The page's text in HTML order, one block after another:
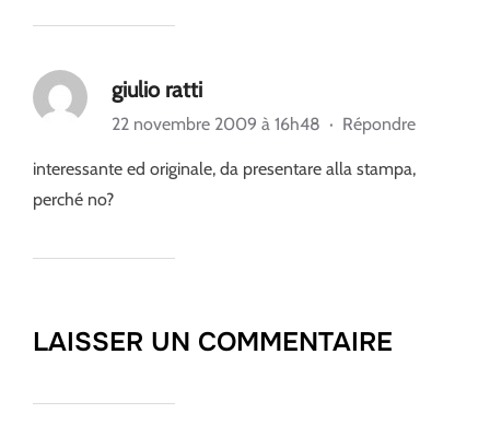
giulio ratti
22 novembre 2009 à 16h48 · Répondre
interessante ed originale, da presentare alla stampa,
perché no?
LAISSER UN COMMENTAIRE